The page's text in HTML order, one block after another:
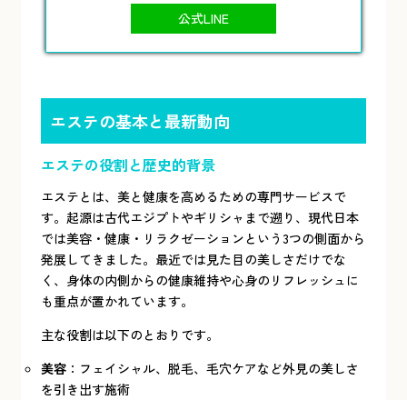
公式LINE
エステの基本と最新動向
エステの役割と歴史的背景
エステとは、美と健康を高めるための専門サービスで
す。起源は古代エジプトやギリシャまで遡り、現代日本
では美容・健康・リラクゼーションという3つの側面から
発展してきました。最近では見た目の美しさだけでな
く、身体の内側からの健康維持や心身のリフレッシュに
も重点が置かれています。
主な役割は以下のとおりです。
美容 ：フェイシャル、脱毛、毛穴ケアなど外見の美しさ
を引き出す施術